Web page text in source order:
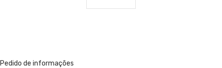
Pedido de informações